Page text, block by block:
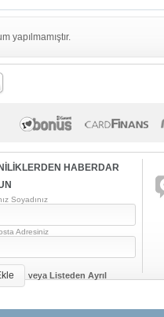
yapılmamıştır.
HABERDAR
Soyadınız
Adresiniz
veya Listeden Ayrıl